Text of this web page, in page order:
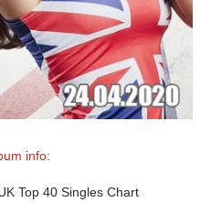
info:
Top 40 Singles Chart